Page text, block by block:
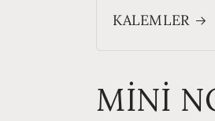
KALEMLER
MİNİ